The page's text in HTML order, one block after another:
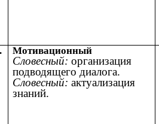
Мотивационный
Словесный: организация
подводящего диалога.
Словесный: актуализация
знаний.